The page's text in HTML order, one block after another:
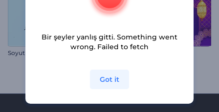
Soyut Şekillerle Logo Gösterimi
Bir şeyler yanlış gitti. Something went
wrong. Failed to fetch
Got it